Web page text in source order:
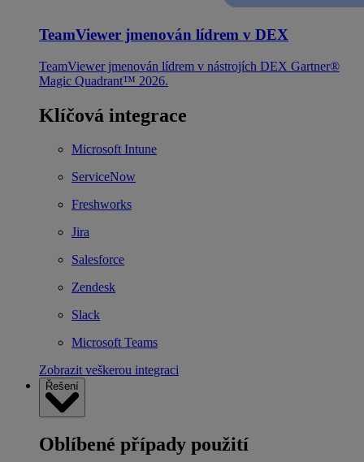
TeamViewer jmenován lídrem v DEX
TeamViewer jmenován lídrem v nástrojích DEX Gartner®
Magic Quadrant™ 2026.
Klíčová integrace
Microsoft Intune
ServiceNow
Freshworks
Jira
Salesforce
Zendesk
Slack
Microsoft Teams
Zobrazit veškerou integraci
Řešení
Oblíbené případy použití